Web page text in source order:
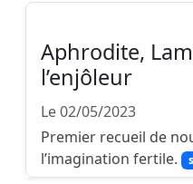
Aphrodite,
l’enjôleur
Le 02/05/2023
Premier recueil de
l’imagination fertile.